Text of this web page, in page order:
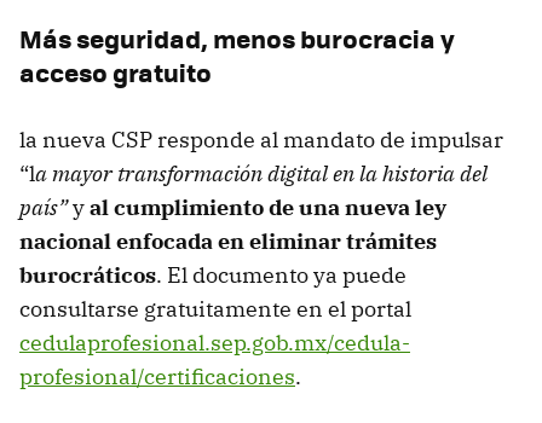
Más seguridad, menos burocracia y
acceso gratuito
la nueva CSP responde al mandato de impulsar
“la mayor transformación digital en la historia del
país”yal cumplimiento de una nueva ley
nacional enfocada en eliminar trámites
burocráticos. El documento ya puede
consultarse gratuitamente en el portal
cedulaprofesional.sep.gob.mx/cedula-
profesional/certificaciones.